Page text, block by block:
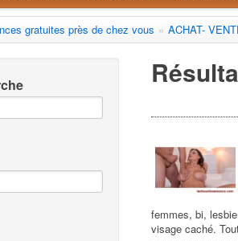
gratuites près de chez vous » ACHAT-
femmes, bi,
visage caché.